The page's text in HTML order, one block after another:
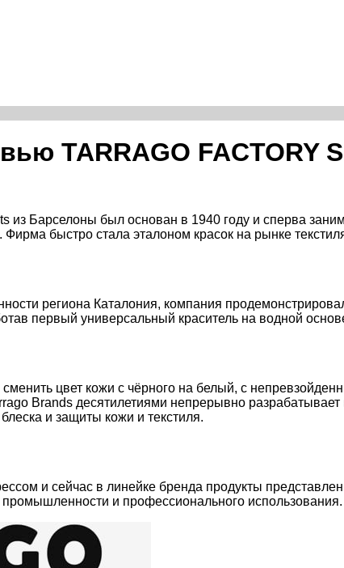
TARRAGO FACTORY
из Барселоны был основан в 1940 году и сперва
быстро стала эталоном красок на рынке
региона Каталония, компания
первый универсальный краситель на водной
цвет кожи с чёрного на белый, с
Brands десятилетиями непрерывно
и защиты кожи и текстиля.
и сейчас в линейке бренда продукты
и профессионального использования.